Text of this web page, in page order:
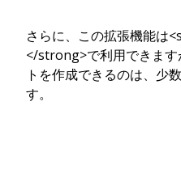
さらに、この拡張機能は
</strong>で利用できま
トを作成できるのは、少
す。